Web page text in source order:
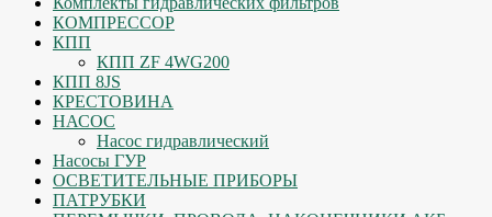
КОМПРЕССОР
КПП
КПП ZF 4WG200
КПП 8JS
КРЕСТОВИНА
НАСОС
Насос гидравлический
Насосы ГУР
ОСВЕТИТЕЛЬНЫЕ ПРИБОРЫ
ПАТРУБКИ